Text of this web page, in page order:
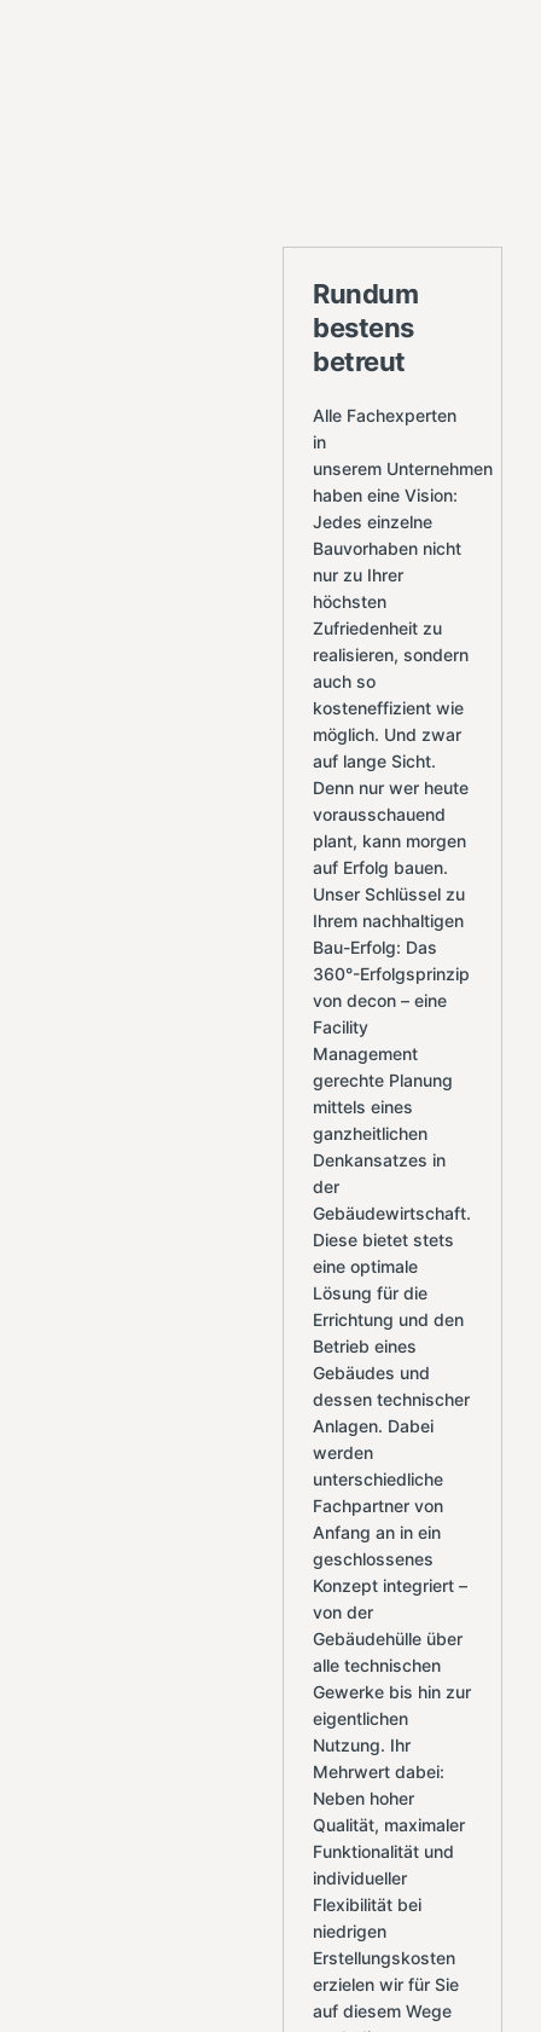
Rundum
bestens
betreut
Alle Fachexperten
in
unserem Unternehmen
haben eine Vision:
Jedes einzelne
Bauvorhaben nicht
nur zu Ihrer
höchsten
Zufriedenheit zu
realisieren, sondern
auch so
kosteneffizient wie
möglich. Und zwar
auf lange Sicht.
Denn nur wer heute
vorausschauend
plant, kann morgen
auf Erfolg bauen.
Unser Schlüssel zu
Ihrem nachhaltigen
Bau-Erfolg: Das
360°-Erfolgsprinzip
von decon – eine
Facility
Management
gerechte Planung
mittels eines
ganzheitlichen
Denkansatzes in
der
Gebäudewirtschaft.
Diese bietet stets
eine optimale
Lösung für die
Errichtung und den
Betrieb eines
Gebäudes und
dessen technischer
Anlagen. Dabei
werden
unterschiedliche
Fachpartner von
Anfang an in ein
geschlossenes
Konzept integriert –
von der
Gebäudehülle über
alle technischen
Gewerke bis hin zur
eigentlichen
Nutzung. Ihr
Mehrwert dabei:
Neben hoher
Qualität, maximaler
Funktionalität und
individueller
Flexibilität bei
niedrigen
Erstellungskosten
erzielen wir für Sie
auf diesem Wege